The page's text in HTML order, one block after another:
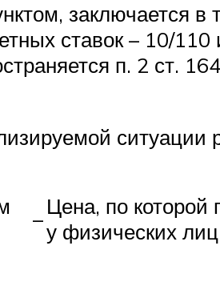
заключается в
ставок – 10/
п. 2 ст.
ситуации
–Цена, по которой
у физических лиц